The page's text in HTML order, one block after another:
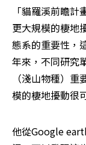
「貓羅溪前瞻
更大規模的棲地
態系的重要性，
年來，不同研究
（淺山物種）
模的棲地擾動很
他從Google